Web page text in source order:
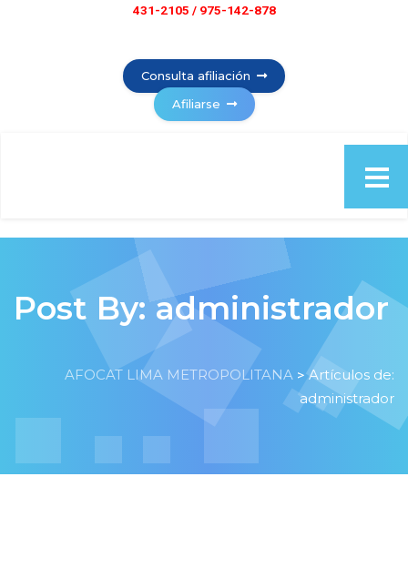
431-2105 / 975-142-878
Consulta afiliación
Afiliarse
Post By: administrador
AFOCAT LIMA METROPOLITANA >Artículos de:
administrador